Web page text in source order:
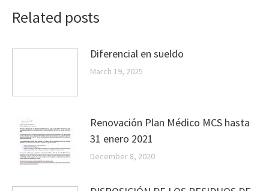
Related posts
Diferencial en sueldo
March 19, 2025
Renovación Plan Médico MCS hasta
31 enero 2021
December 8, 2020